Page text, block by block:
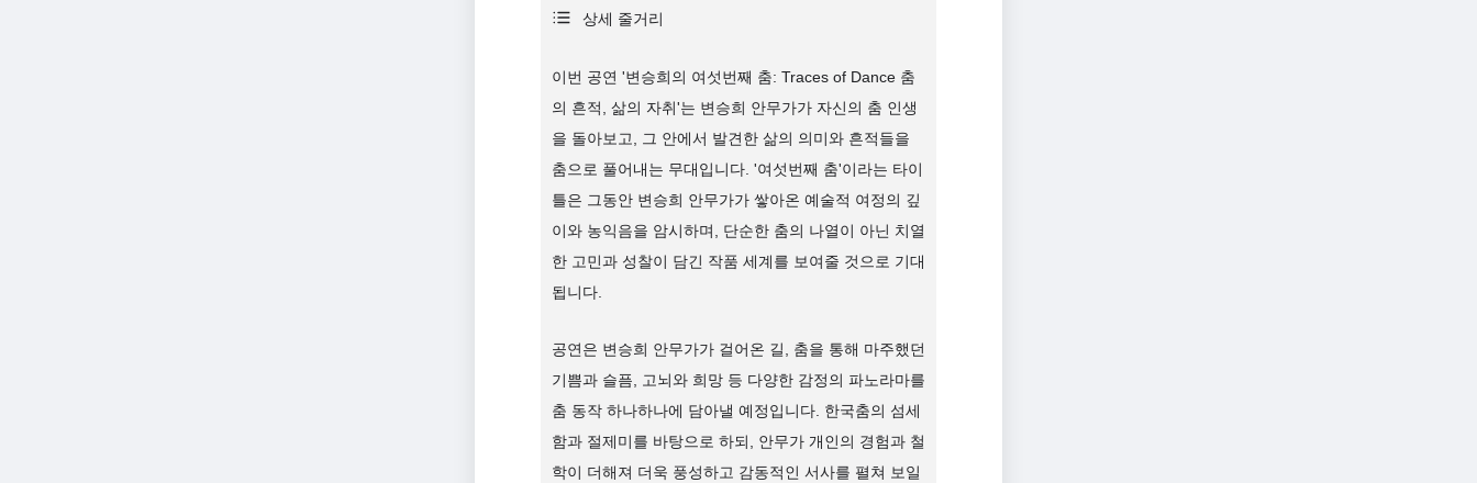
상세 줄거리
이번 공연 '변승희의 여섯번째 춤: Traces of Dance 춤
의 흔적, 삶의 자취'는 변승희 안무가가 자신의 춤 인생
을 돌아보고, 그 안에서 발견한 삶의 의미와 흔적들을
춤으로 풀어내는 무대입니다. '여섯번째 춤'이라는 타이
틀은 그동안 변승희 안무가가 쌓아온 예술적 여정의 깊
이와 농익음을 암시하며, 단순한 춤의 나열이 아닌 치열
한 고민과 성찰이 담긴 작품 세계를 보여줄 것으로 기대
됩니다.
공연은 변승희 안무가가 걸어온 길, 춤을 통해 마주했던
기쁨과 슬픔, 고뇌와 희망 등 다양한 감정의 파노라마를
춤 동작 하나하나에 담아낼 예정입니다. 한국춤의 섬세
함과 절제미를 바탕으로 하되, 안무가 개인의 경험과 철
학이 더해져 더욱 풍성하고 감동적인 서사를 펼쳐 보일